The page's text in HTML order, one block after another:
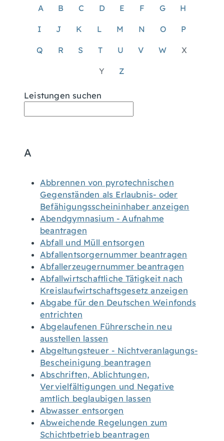
A B C D E F G H
I J K L M N O P
Q R S T U V W X
Y Z
Leistungen suchen
A
Abbrennen von pyrotechnischen
Gegenständen als Erlaubnis- oder
Befähigungsscheininhaber anzeigen
Abendgymnasium - Aufnahme
beantragen
Abfall und Müll entsorgen
Abfallentsorgernummer beantragen
Abfallerzeugernummer beantragen
Abfallwirtschaftliche Tätigkeit nach
Kreislaufwirtschaftsgesetz anzeigen
Abgabe für den Deutschen Weinfonds
entrichten
Abgelaufenen Führerschein neu
ausstellen lassen
Abgeltungsteuer - Nichtveranlagungs-
Bescheinigung beantragen
Abschriften, Ablichtungen,
Vervielfältigungen und Negative
amtlich beglaubigen lassen
Abwasser entsorgen
Abweichende Regelungen zum
Schichtbetrieb beantragen